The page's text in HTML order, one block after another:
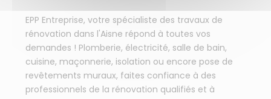
EPP Entreprise, votre spécialiste des travaux de
rénovation dans l'Aisne répond à toutes vos
demandes ! Plomberie, électricité, salle de bain,
cuisine, maçonnerie, isolation ou encore pose de
revêtements muraux, faites confiance à des
professionnels de la rénovation qualifiés et à